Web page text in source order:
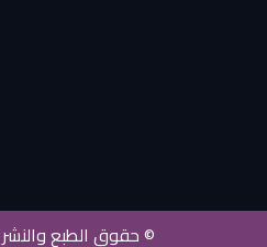
© حقوق الطبع والنشر 2017 لدار الادب